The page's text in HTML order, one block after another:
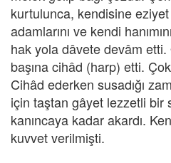
kurtulunca, kendisine
adamlarını ve kendi
hak yola dâvete devâm
başına cihâd (harp) etti.
Cihâd ederken susadığı
için taştan gâyet lezzetli bir
kanıncaya kadar akardı.
kuvvet verilmişti.